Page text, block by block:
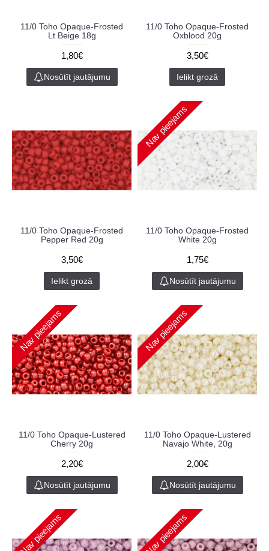
11/0 Toho Opaque-Frosted
Lt Beige 18g
1,80€
Nosūtīt jautājumu
11/0 Toho Opaque-Frosted
Oxblood 20g
3,50€
Ielikt grozā
11/0 Toho Opaque-Frosted
Pepper Red 20g
3,50€
Ielikt grozā
Nav pieejams
11/0 Toho Opaque-Frosted
White 20g
1,75€
Nosūtīt jautājumu
Nav pieejams
11/0 Toho Opaque-Lustered
Cherry 20g
2,20€
Nosūtīt jautājumu
Nav pieejams
11/0 Toho Opaque-Lustered
Navajo White, 20g
2,00€
Nosūtīt jautājumu
Nav pieejams Nav pieejams